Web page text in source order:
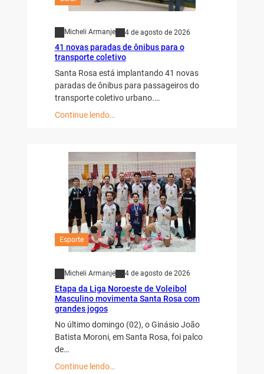
Micheli Armanje 4 de agosto de 2026
41 novas paradas de ônibus para o
transporte coletivo
Santa Rosa está implantando 41 novas
paradas de ônibus para passageiros do
transporte coletivo urbano.…
Continue lendo…
Esporte
Micheli Armanje 4 de agosto de 2026
Etapa da Liga Noroeste de Voleibol
Masculino movimenta Santa Rosa com
grandes jogos
No último domingo (02), o Ginásio João
Batista Moroni, em Santa Rosa, foi palco
de…
Continue lendo…